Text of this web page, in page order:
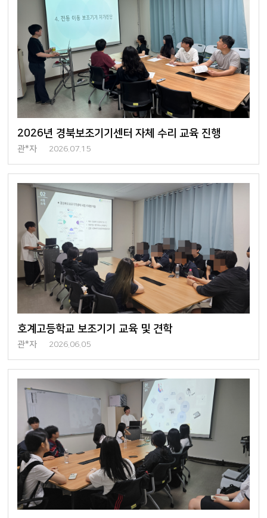
2026년 경북보조기기센터 자체 수리 교육 진행
관*자 2026.07.15
호계고등학교 보조기기 교육 및 견학
관*자 2026.06.05